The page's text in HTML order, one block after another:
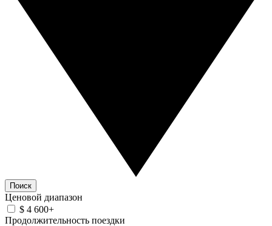
Поиск
Ценовой диапазон
$ 4 600+
Продолжительность поездки